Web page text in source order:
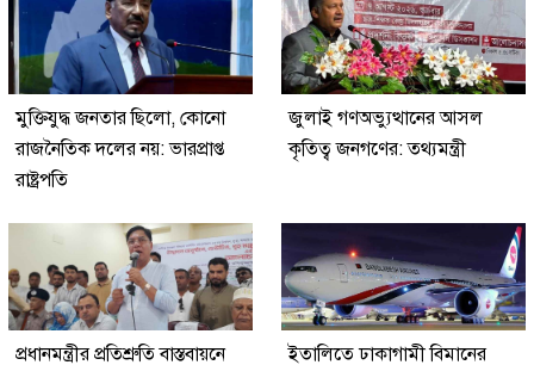
মুক্তিযুদ্ধ জনতার ছিলো, কোনো
রাজনৈতিক দলের নয়: ভারপ্রাপ্ত
রাষ্ট্রপতি
জুলাই গণঅভ্যুত্থানের আসল
কৃতিত্ব জনগণের: তথ্যমন্ত্রী
প্রধানমন্ত্রীর প্রতিশ্রুতি বাস্তবায়নে
ইতালিতে ঢাকাগামী বিমানের